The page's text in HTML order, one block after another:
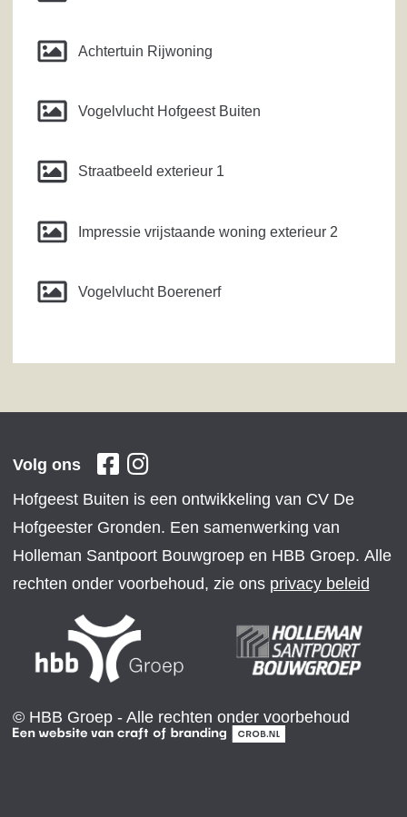
Achtertuin Rijwoning
Vogelvlucht Hofgeest Buiten
Straatbeeld exterieur 1
Impressie vrijstaande woning exterieur 2
Vogelvlucht Boerenerf
Volg ons
Hofgeest Buiten is een ontwikkeling van CV De
Hofgeester Gronden. Een samenwerking van
Holleman Santpoort Bouwgroep en HBB Groep. Alle
rechten onder voorbehoud, zie ons privacy beleid
© HBB Groep - Alle rechten onder voorbehoud